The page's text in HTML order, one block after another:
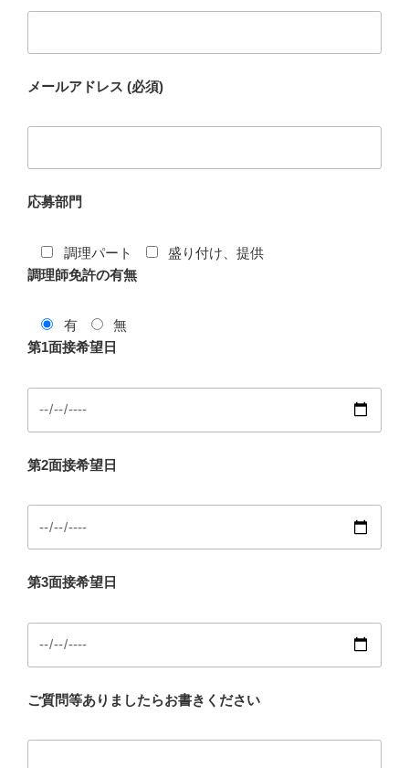
メールアドレス (必須)
応募部門
調理パート
盛り付け、提供
調理師免許の有無
有
無
第1面接希望日
第2面接希望日
第3面接希望日
ご質問等ありましたらお書きください